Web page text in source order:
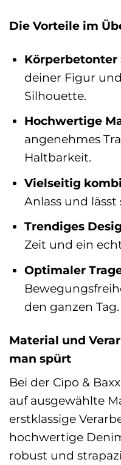
Die Vorteile im
Körperbetonter
deiner Figur
Silhouette.
Hochwertige
angenehmes
Haltbarkeit.
Vielseitig
Anlass und
Trendiges
Zeit und ein
Optimaler
den ganzen Tag.
Material und
man spürt
Bei der Cipo &
auf ausgewählte
erstklassige
hochwertige
robust und